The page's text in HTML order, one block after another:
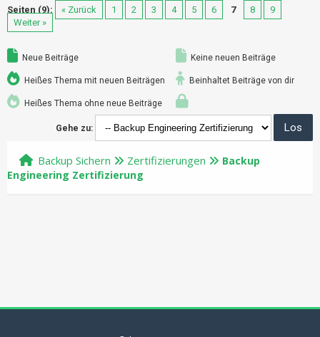
Seiten (9): « Zurück 1 2 3 4 5 6 7 8
9
Weiter »
Neue Beiträge
Heißes Thema mit neuen Beiträgen
Heißes Thema ohne neue Beiträge
Keine neuen Beiträge
Beinhaltet Beiträge von dir
Gehe zu:
Backup Sichern Zertifizierungen
Backup
Engineering Zertifizierung